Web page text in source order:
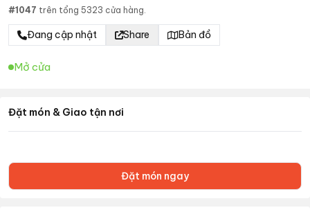
#1047 trên tổng 5323 cửa hàng.
Đang cập nhật Share Bản đồ
Mở cửa
Đặt món & Giao tận nơi
Đặt món ngay